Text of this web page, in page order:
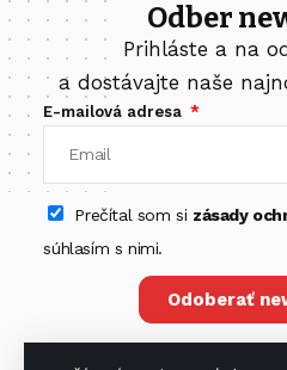
Odber
Prihláste a na
a dostávajte naše
E-mailová adresa
Prečítal som si zásady
súhlasím s nimi.
Odoberať